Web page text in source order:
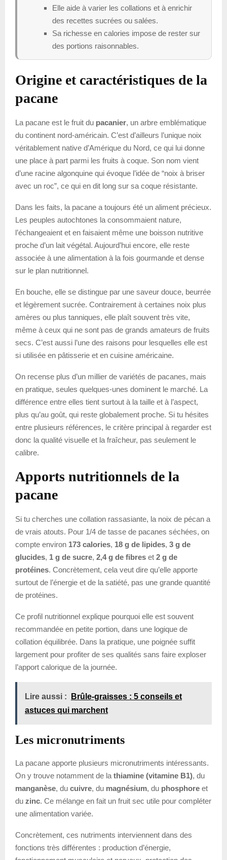
Elle aide à varier les collations et à enrichir
des recettes sucrées ou salées.
Sa richesse en calories impose de rester sur
des portions raisonnables.
Origine et caractéristiques de la
pacane
La pacane est le fruit du pacanier, un arbre emblématique
du continent nord-américain. C’est d’ailleurs l’unique noix
véritablement native d’Amérique du Nord, ce qui lui donne
une place à part parmi les fruits à coque. Son nom vient
d’une racine algonquine qui évoque l’idée de “noix à briser
avec un roc”, ce qui en dit long sur sa coque résistante.
Dans les faits, la pacane a toujours été un aliment précieux.
Les peuples autochtones la consommaient nature,
l’échangeaient et en faisaient même une boisson nutritive
proche d’un lait végétal. Aujourd’hui encore, elle reste
associée à une alimentation à la fois gourmande et dense
sur le plan nutritionnel.
En bouche, elle se distingue par une saveur douce, beurrée
et légèrement sucrée. Contrairement à certaines noix plus
amères ou plus tanniques, elle plaît souvent très vite,
même à ceux qui ne sont pas de grands amateurs de fruits
secs. C’est aussi l’une des raisons pour lesquelles elle est
si utilisée en pâtisserie et en cuisine américaine.
On recense plus d’un millier de variétés de pacanes, mais
en pratique, seules quelques-unes dominent le marché. La
différence entre elles tient surtout à la taille et à l’aspect,
plus qu’au goût, qui reste globalement proche. Si tu hésites
entre plusieurs références, le critère principal à regarder est
donc la qualité visuelle et la fraîcheur, pas seulement le
calibre.
Apports nutritionnels de la
pacane
Si tu cherches une collation rassasiante, la noix de pécan a
de vrais atouts. Pour 1/4 de tasse de pacanes séchées, on
compte environ 173 calories, 18 g de lipides, 3 g de
glucides, 1 g de sucre, 2,4 g de fibres et 2 g de
protéines. Concrètement, cela veut dire qu’elle apporte
surtout de l’énergie et de la satiété, pas une grande quantité
de protéines.
Ce profil nutritionnel explique pourquoi elle est souvent
recommandée en petite portion, dans une logique de
collation équilibrée. Dans la pratique, une poignée suffit
largement pour profiter de ses qualités sans faire exploser
l’apport calorique de la journée.
Lire aussi :
Brûle-graisses : 5 conseils et
astuces qui marchent
Les micronutriments
La pacane apporte plusieurs micronutriments intéressants.
On y trouve notamment de la thiamine (vitamine B1), du
manganèse, du cuivre, du magnésium, du phosphore et
du zinc. Ce mélange en fait un fruit sec utile pour compléter
une alimentation variée.
Concrètement, ces nutriments interviennent dans des
fonctions très différentes : production d’énergie,